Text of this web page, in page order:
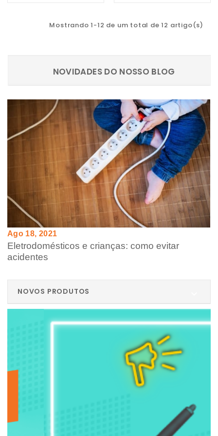
Mostrando 1-12 de um total de 12 artigo(s)
Ago 18, 2021
Eletrodomésticos e crianças: como evitar
acidentes
NOVIDADES DO NOSSO BLOG
NOVOS PRODUTOS